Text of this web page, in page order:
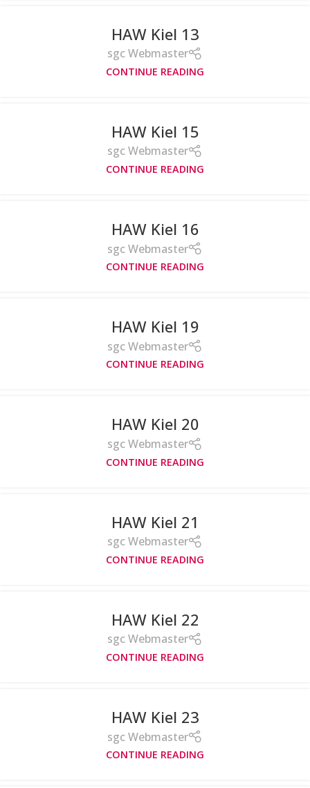
HAW Kiel 13
sgc Webmaster
CONTINUE READING
HAW Kiel 15
sgc Webmaster
CONTINUE READING
HAW Kiel 16
sgc Webmaster
CONTINUE READING
HAW Kiel 19
sgc Webmaster
CONTINUE READING
HAW Kiel 20
sgc Webmaster
CONTINUE READING
HAW Kiel 21
sgc Webmaster
CONTINUE READING
HAW Kiel 22
sgc Webmaster
CONTINUE READING
HAW Kiel 23
sgc Webmaster
CONTINUE READING